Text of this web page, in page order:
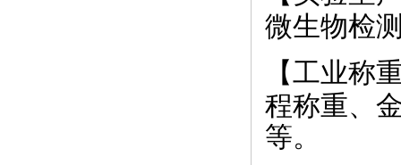
微生物检
【工业称
程称重、
等。